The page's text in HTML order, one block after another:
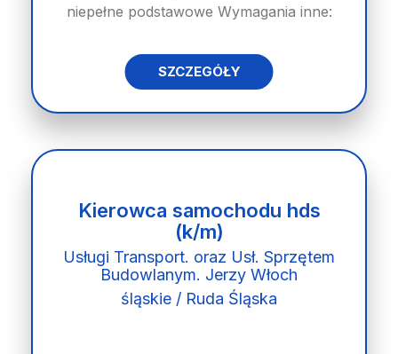
niepełne podstawowe Wymagania inne:
SZCZEGÓŁY
Kierowca samochodu hds
(k/m)
Usługi Transport. oraz Usł. Sprzętem
Budowlanym. Jerzy Włoch
śląskie / Ruda Śląska